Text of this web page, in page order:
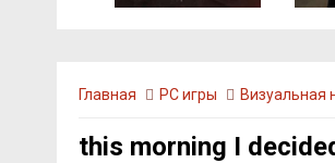
Главная PC игры Визуальная
this morning I